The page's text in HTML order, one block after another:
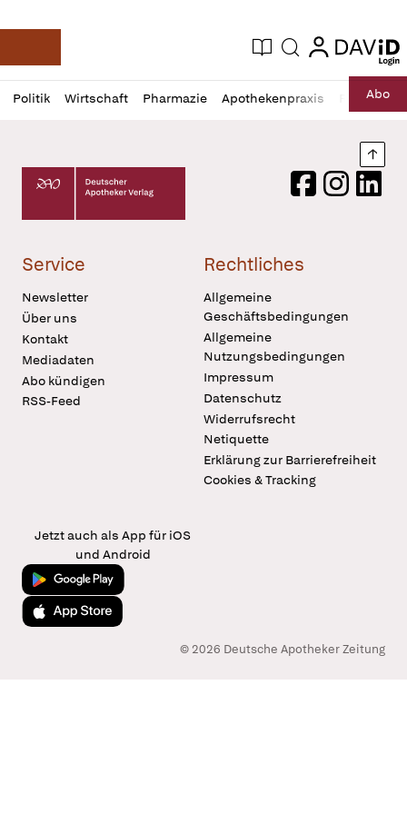
Deutsche Apotheker Zeitung
Aktuelle Ausgabe
Suche login
login
Politik Wirtschaft Pharmazie Apothekenpraxis RechtAbo
Profil
öffnen
Daz
Pur
Deutscher Apotheker Verlag Logo
FacebookInstagram
Service
Newsletter
Über uns
Kontakt
Mediadaten
Abo kündigen
RSS-Feed
Rechtliches
Allgemeine
Geschäftsbedingungen
Allgemeine
Nutzungsbedingungen
Impressum
Datenschutz
Widerrufsrecht
Netiquette
Erklärung zur Barrierefreiheit
Cookies & Tracking
Jetzt auch als App für iOS
und Android
Jetzt bei Google Play
Laden im App Store
© 2026 Deutsche Apotheker Zeitung